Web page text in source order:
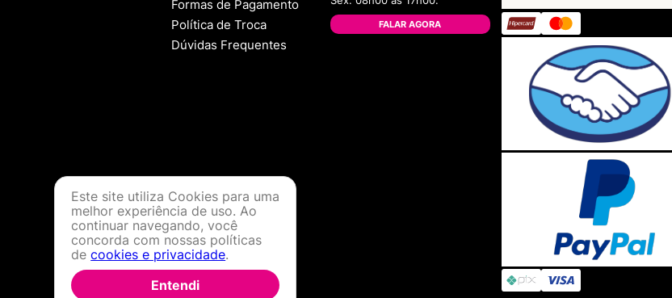
Formas de Pagamento
Política de Troca
Dúvidas Frequentes
FALAR AGORA
Este site utiliza Cookies para uma
melhor experiência de uso. Ao
continuar navegando, você
concorda com nossas políticas
decookies e privacidade.
Entendi